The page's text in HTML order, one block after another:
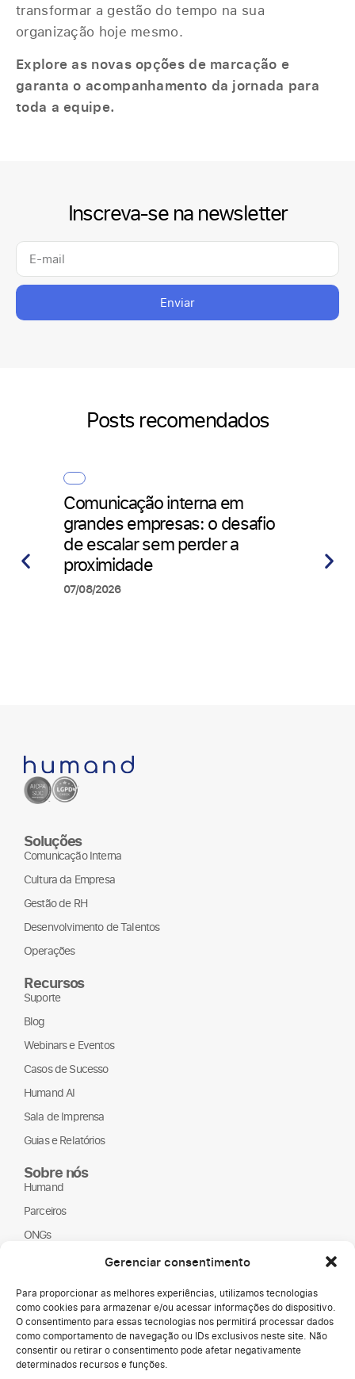
Gerenciar consentimento
Para proporcionar as melhores experiências, utilizamos tecnologias
como cookies para armazenar e/ou acessar informações do dispositivo.
O consentimento para essas tecnologias nos permitirá processar dados
como comportamento de navegação ou IDs exclusivos neste site. Não
consentir ou retirar o consentimento pode afetar negativamente
determinados recursos e funções.
transformar a gestão do tempo na sua
organização hoje mesmo.
Explore as novas opções de marcação e
garanta o acompanhamento da jornada para
toda a equipe.
Inscreva-se na newsletter
Enviar
Posts recomendados
Comunicação interna em
grandes empresas: o desafio
de escalar sem perder a
proximidade
07/08/2026
Soluções
Comunicação Interna
Cultura da Empresa
Gestão de RH
Desenvolvimento de Talentos
Operações
Recursos
Suporte
Blog
Webinars e Eventos
Casos de Sucesso
Humand AI
Sala de Imprensa
Guias e Relatórios
Sobre nós
Humand
Parceiros
ONGs